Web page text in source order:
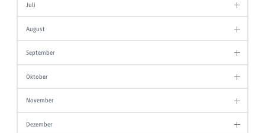
Juli
August
September
Oktober
November
Dezember